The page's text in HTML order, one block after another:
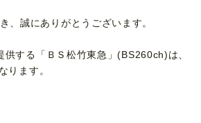
、誠にありがとうございます。
する「ＢＳ松竹東急」(BS260ch)は、
ります。